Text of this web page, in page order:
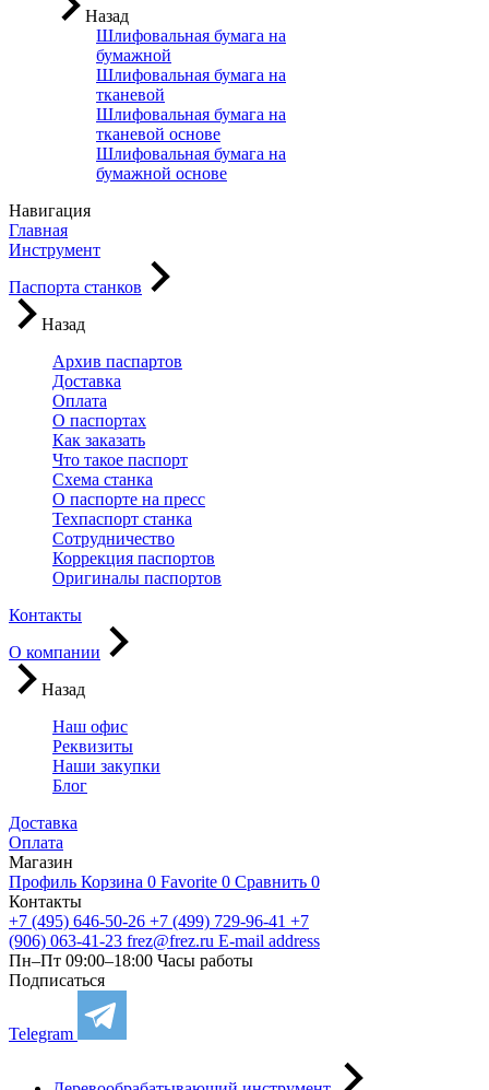
Назад
Шлифовальная бумага на
бумажной
Шлифовальная бумага на
тканевой
Шлифовальная бумага на
тканевой основе
Шлифовальная бумага на
бумажной основе
Навигация
Главная
Инструмент
Паспорта станков
Назад
Архив паспартов
Доставка
Оплата
О паспортах
Как заказать
Что такое паспорт
Схема станка
О паспорте на пресс
Техпаспорт станка
Сотрудничество
Коррекция паспортов
Оригиналы паспортов
Контакты
О компании
Назад
Наш офис
Реквизиты
Наши закупки
Блог
Доставка
Оплата
Магазин
Профиль Корзина 0 Favorite 0 Сравнить 0
Контакты
+7 (495) 646-50-26 +7 (499) 729-96-41 +7
(906) 063-41-23 frez@frez.ru E-mail address
Пн–Пт 09:00–18:00 Часы работы
Подписаться
Telegram